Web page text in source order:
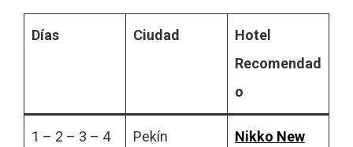
Días Ciudad
Hotel
Recomendad
o
1 – 2 – 3 – 4 Pekín
Nikko New